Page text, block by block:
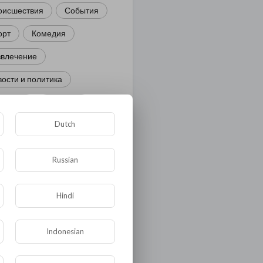
События
Комедия
и политика
ЖКХ
Медицина
и образование
Dutch
Russian
Hindi
Indonesian